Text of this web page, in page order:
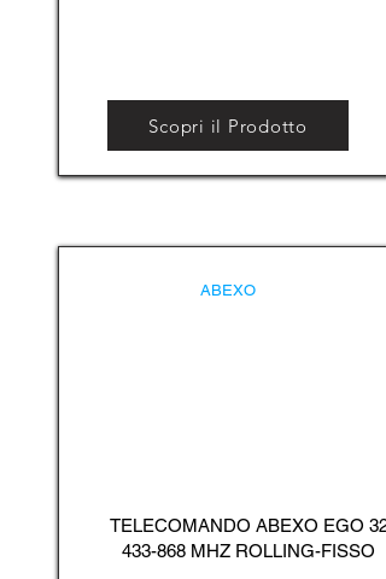
Scopri il Prodotto
ABEXO
TELECOMANDO ABEXO EGO 32
433-868 MHZ ROLLING-FISSO